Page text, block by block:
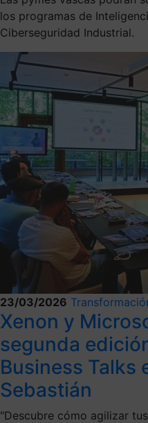
los programas de
Ciberseguridad Industrial.
23/03/2026
Xenon y
segunda
Business Talks
Sebastián
"Descubre cómo agilizar